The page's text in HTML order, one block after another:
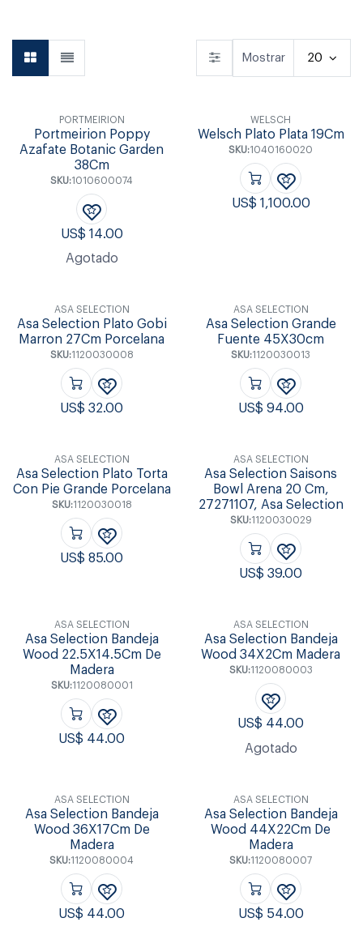
Mostrar 20
PORTMEIRION
Portmeirion Poppy
Azafate Botanic Garden
38Cm
SKU:1010600074
US$ 14.00
Agotado
WELSCH
Welsch Plato Plata 19Cm
SKU:1040160020
US$ 1,100.00
ASA SELECTION
Asa Selection Plato Gobi
Marron 27Cm Porcelana
SKU:1120030008
US$32.00
ASA SELECTION
Asa Selection Grande
Fuente 45X30cm
SKU:1120030013
US$ 94.00
ASA SELECTION
Asa Selection Plato Torta
Con Pie Grande Porcelana
SKU:1120030018
US$85.00
ASA SELECTION
Asa Selection Saisons
Bowl Arena 20 Cm,
27271107, Asa Selection
SKU:1120030029
US$39.00
ASA SELECTION
Asa Selection Bandeja
Wood 22.5X14.5Cm De
Madera
SKU:1120080001
US$ 44.00
ASA SELECTION
Asa Selection Bandeja
Wood 34X2Cm Madera
SKU:1120080003
US$ 44.00
Agotado
ASA SELECTION
Asa Selection Bandeja
Wood 36X17Cm De
Madera
SKU:1120080004
US$ 44.00
ASA SELECTION
Asa Selection Bandeja
Wood 44X22Cm De
Madera
SKU:1120080007
US$ 54.00